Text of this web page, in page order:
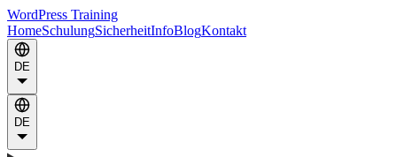
WordPress Training
HomeSchulungSicherheitInfoBlogKontakt
DE
DE